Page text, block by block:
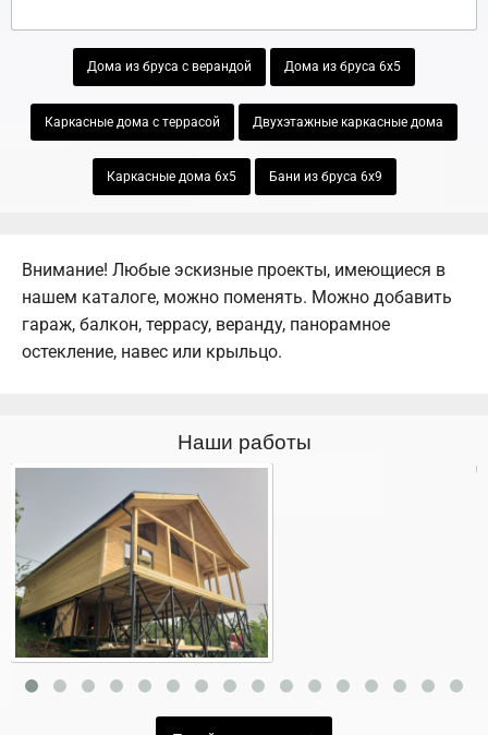
Дома из бруса с верандой Дома из бруса 6х5
Каркасные дома с террасой Двухэтажные каркасные дома
Каркасные дома 6х5 Бани из бруса 6х9
Внимание! Любые эскизные проекты, имеющиеся в
нашем каталоге, можно поменять. Можно добавить
гараж, балкон, террасу, веранду, панорамное
остекление, навес или крыльцо.
Наши работы